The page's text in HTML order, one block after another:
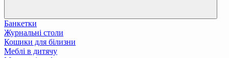
Банкетки
Журнальні столи
Кошики для білизни
Меблі в дитячу